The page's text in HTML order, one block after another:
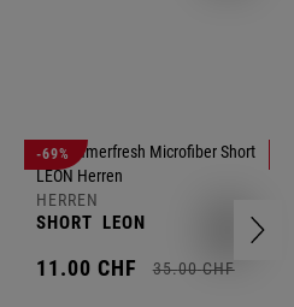
-69%
HERREN
SHORT LEON
11.00 CHF 35.00 CHF